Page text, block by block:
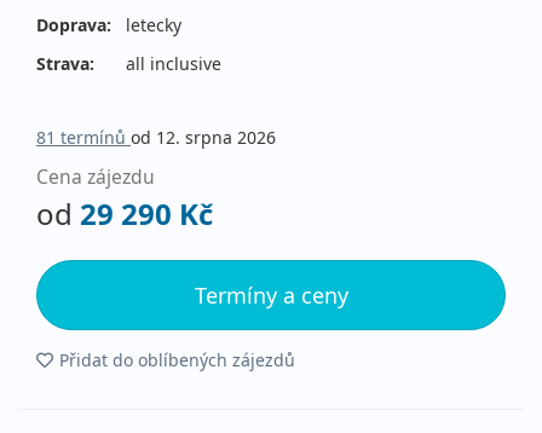
Doprava:
letecky
Strava:
all inclusive
81 termínů od 12. srpna 2026
Cena zájezdu
od 29 290 Kč
Termíny a ceny
Přidat do oblíbených zájezdů